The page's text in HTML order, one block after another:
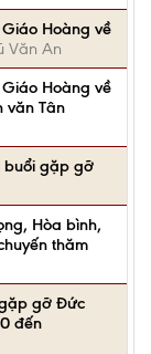
Hoàng về
Văn An
Hoàng về
văn Tân
buổi gặp gỡ
Hòa bình,
thăm
gỡ Đức
đến